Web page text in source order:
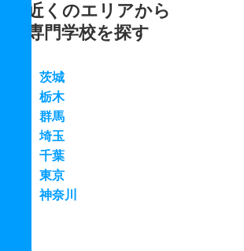
近くのエリアから
専門学校を探す
茨城
栃木
群馬
埼玉
千葉
東京
神奈川